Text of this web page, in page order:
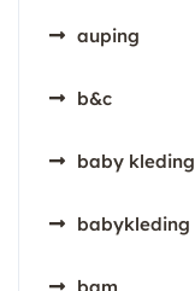
auping
b&c
baby kleding
babykleding